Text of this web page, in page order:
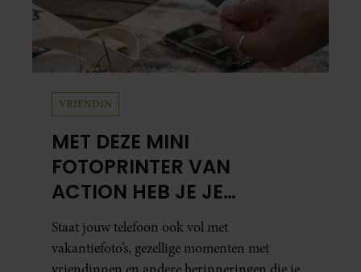
VRIENDIN
MET DEZE MINI
FOTOPRINTER VAN
ACTION HEB JE JE
FAVORIETE FOTO’S BINNEN
ÉÉN MINUUT IN HANDEN
Staat jouw telefoon ook vol met
vakantiefoto’s, gezellige momenten met